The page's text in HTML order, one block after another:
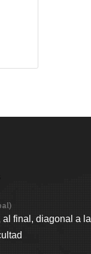
al final, diagonal a la